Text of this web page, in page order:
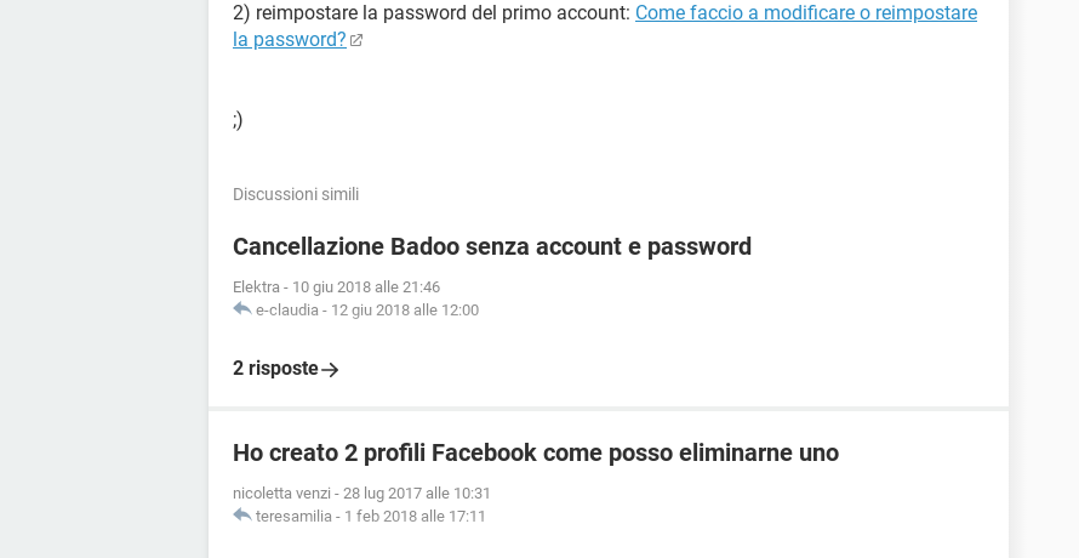
2) reimpostare la password del primo account: Come faccio a modificare o reimpostare
la password?
;)
Discussioni simili
Cancellazione Badoo senza account e password
Elektra - 10 giu 2018 alle 21:46
e-claudia - 12 giu 2018 alle 12:00
2 risposte
Ho creato 2 profili Facebook come posso eliminarne uno
nicoletta venzi - 28 lug 2017 alle 10:31
teresamilia - 1 feb 2018 alle 17:11